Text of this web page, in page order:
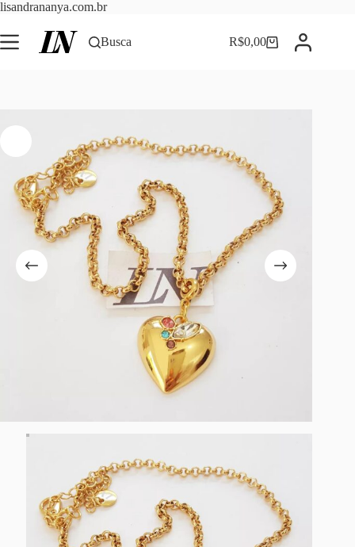
lisandrananya.com.brPular
o
conteúdo
Busca Carrinho
R$0,00